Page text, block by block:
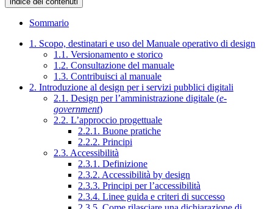
Sommario
1. Scopo, destinatari e uso del Manuale operativo di design
1.1. Versionamento e storico
1.2. Consultazione del manuale
1.3. Contribuisci al manuale
2. Introduzione al design per i servizi pubblici digitali
2.1. Design per l’amministrazione digitale (e-
government)
2.2. L’approccio progettuale
2.2.1. Buone pratiche
2.2.2. Principi
2.3. Accessibilità
2.3.1. Definizione
2.3.2. Accessibilità by design
2.3.3. Principi per l’accessibilità
2.3.4. Linee guida e criteri di successo